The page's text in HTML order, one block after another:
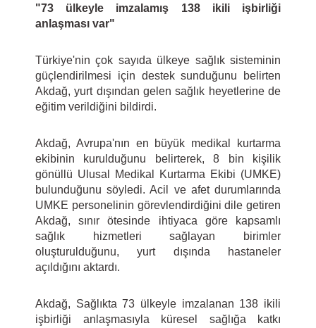
"73 ülkeyle imzalamış 138 ikili işbirliği
anlaşması var"
Türkiye'nin çok sayıda ülkeye sağlık sisteminin
güçlendirilmesi için destek sunduğunu belirten
Akdağ, yurt dışından gelen sağlık heyetlerine de
eğitim verildiğini bildirdi.
Akdağ, Avrupa'nın en büyük medikal kurtarma
ekibinin kurulduğunu belirterek, 8 bin kişilik
gönüllü Ulusal Medikal Kurtarma Ekibi (UMKE)
bulunduğunu söyledi. Acil ve afet durumlarında
UMKE personelinin görevlendirdiğini dile getiren
Akdağ, sınır ötesinde ihtiyaca göre kapsamlı
sağlık hizmetleri sağlayan birimler
oluşturulduğunu, yurt dışında hastaneler
açıldığını aktardı.
Akdağ, Sağlıkta 73 ülkeyle imzalanan 138 ikili
işbirliği anlaşmasıyla küresel sağlığa katkı